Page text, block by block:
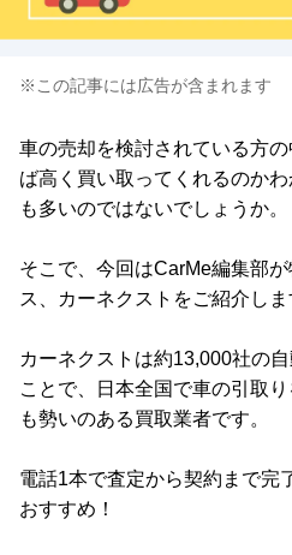
※この記事には広告が含まれます
車の売却を検討されている方
ば高く買い取ってくれるのか
も多いのではないでしょうか。
そこで、今回はCarMe編集部
ス、カーネクストをご紹介しま
カーネクストは約13,000社の
ことで、日本全国で車の引取
も勢いのある買取業者です。
電話1本で査定から契約まで完
おすすめ！